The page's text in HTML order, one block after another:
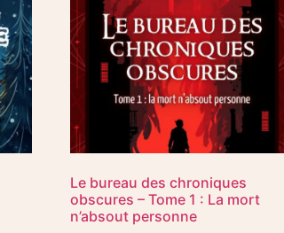
Le bureau des chroniques
obscures – Tome 1 : La mort
n’absout personne